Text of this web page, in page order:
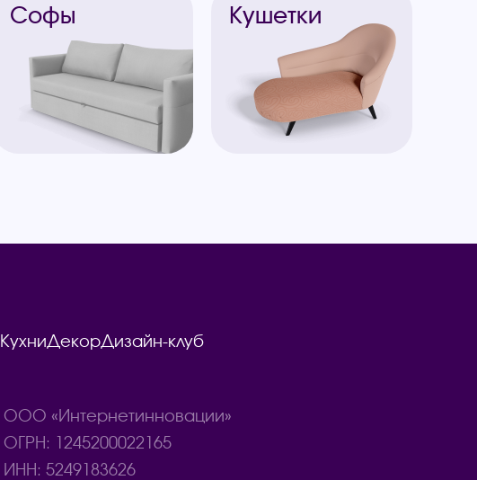
Софы Кушетки
КухниДекорДизайн-клуб
ООО «Интернетинновации»
ОГРН: 1245200022165
ИНН: 5249183626